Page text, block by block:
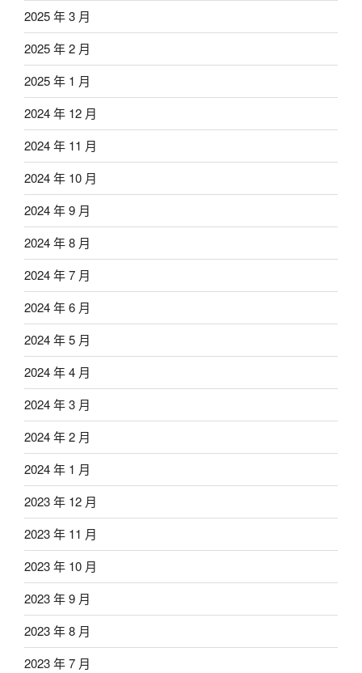
2025 年 3 月
2025 年 2 月
2025 年 1 月
2024 年 12 月
2024 年 11 月
2024 年 10 月
2024 年 9 月
2024 年 8 月
2024 年 7 月
2024 年 6 月
2024 年 5 月
2024 年 4 月
2024 年 3 月
2024 年 2 月
2024 年 1 月
2023 年 12 月
2023 年 11 月
2023 年 10 月
2023 年 9 月
2023 年 8 月
2023 年 7 月